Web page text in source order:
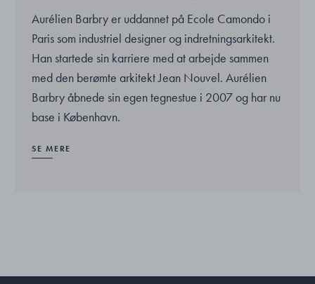
Aurélien Barbry er uddannet på Ecole Camondo i
Paris som industriel designer og indretningsarkitekt.
Han startede sin karriere med at arbejde sammen
med den berømte arkitekt Jean Nouvel. Aurélien
Barbry åbnede sin egen tegnestue i 2007 og har nu
base i København.
SE MERE